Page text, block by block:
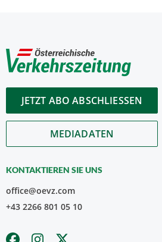
JETZT ABO ABSCHLIESSEN
MEDIADATEN
KONTAKTIEREN SIE UNS
office@oevz.com
+43 2266 801 05 10